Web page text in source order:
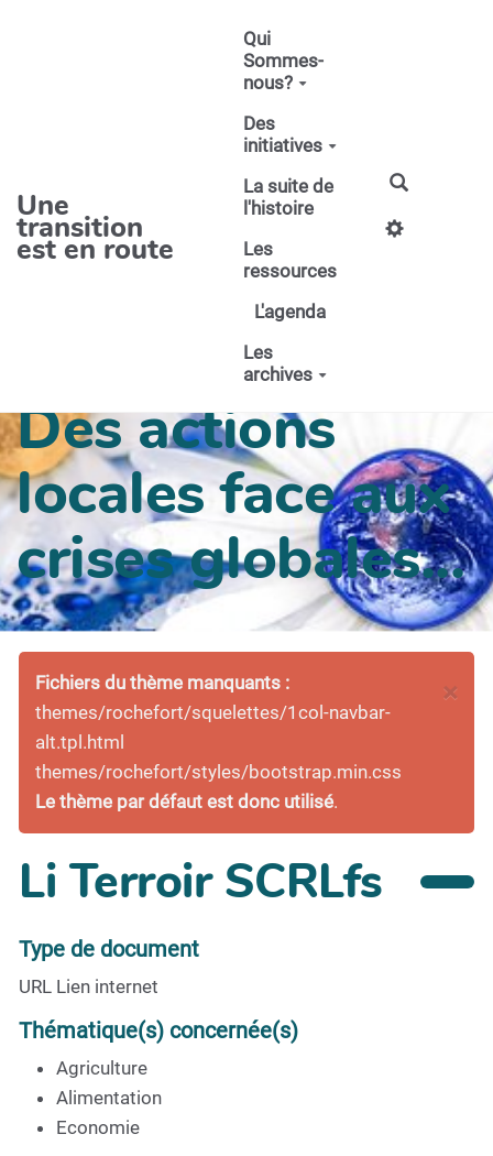
Une
transition
est en route
Qui
Sommes-
nous?
Des
initiatives
La suite de
l'histoire
Les
ressources
L'agenda
Les
archives
Des actions
locales face aux
crises globales...
×
Fichiers du thème manquants :
themes/rochefort/squelettes/1col-navbar-
alt.tpl.html
themes/rochefort/styles/bootstrap.min.css
Le thème par défaut est donc utilisé.
Li Terroir SCRLfs
Type de document
URL Lien internet
Thématique(s) concernée(s)
Agriculture
Alimentation
Economie